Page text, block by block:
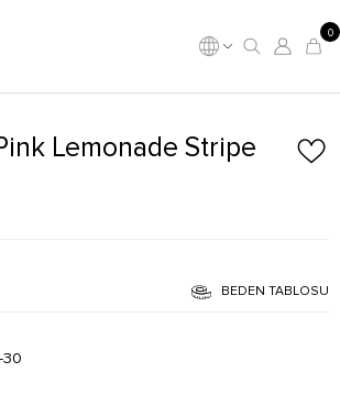
0
Lemonade Stripe
BEDEN TABLOSU
30